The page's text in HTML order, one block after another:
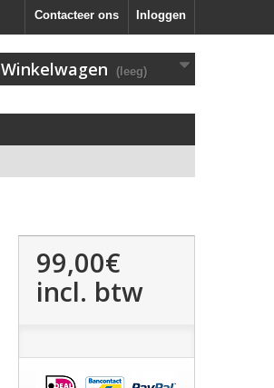
Inloggen
Contacteer ons
Winkelwagen (leeg)
99,00€
incl. btw